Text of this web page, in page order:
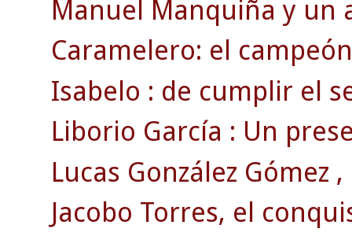
Manuel Manquiña y un
Caramelero: el
Isabelo : de cumplir el
Liborio García : Un
Lucas González Gómez
Jacobo Torres, el